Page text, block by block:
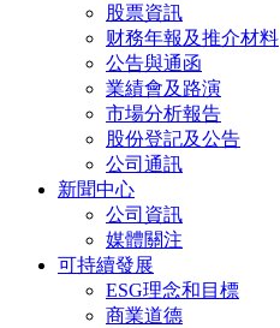
股票資訊
财務年報及推介材料
公告與通函
業績會及路演
市場分析報告
股份登記及公告
公司通訊
新聞中心
公司資訊
媒體關注
可持續發展
ESG理念和目標
商業道德